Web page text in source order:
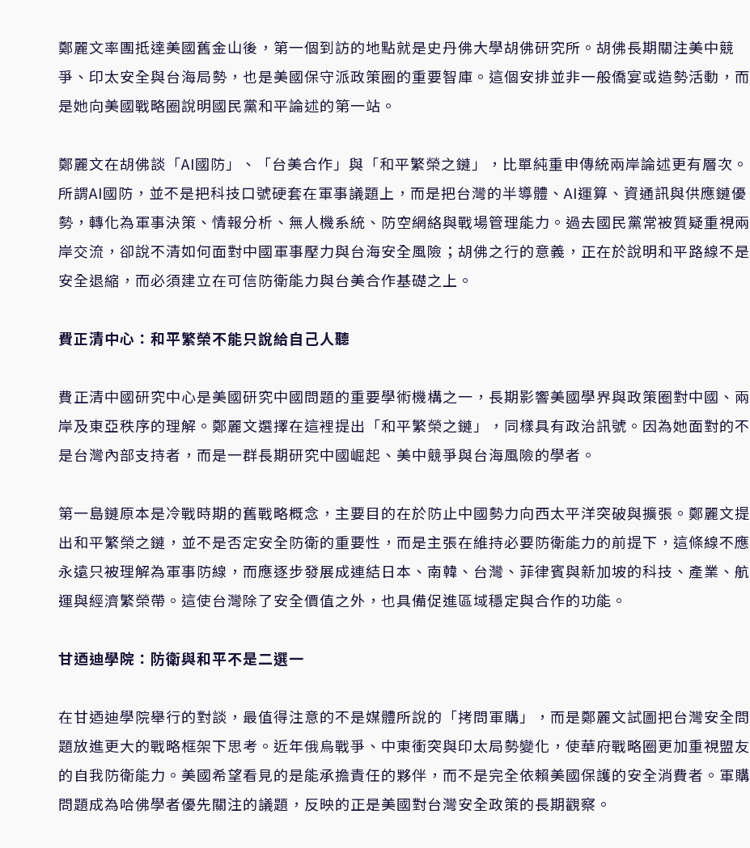
鄭麗文率團抵達美國舊金山後，第一個到訪的地點就是史丹佛大學胡佛研究所。胡佛長期關注美中競
爭、印太安全與台海局勢，也是美國保守派政策圈的重要智庫。這個安排並非一般僑宴或造勢活動，而
是她向美國戰略圈說明國民黨和平論述的第一站。
鄭麗文在胡佛談「AI國防」、「台美合作」與「和平繁榮之鏈」，比單純重申傳統兩岸論述更有層次。
所謂AI國防，並不是把科技口號硬套在軍事議題上，而是把台灣的半導體、AI運算、資通訊與供應鏈優
勢，轉化為軍事決策、情報分析、無人機系統、防空網絡與戰場管理能力。過去國民黨常被質疑重視兩
岸交流，卻說不清如何面對中國軍事壓力與台海安全風險；胡佛之行的意義，正在於說明和平路線不是
安全退縮，而必須建立在可信防衛能力與台美合作基礎之上。
費正清中心：和平繁榮不能只說給自己人聽
費正清中國研究中心是美國研究中國問題的重要學術機構之一，長期影響美國學界與政策圈對中國、兩
岸及東亞秩序的理解。鄭麗文選擇在這裡提出「和平繁榮之鏈」，同樣具有政治訊號。因為她面對的不
是台灣內部支持者，而是一群長期研究中國崛起、美中競爭與台海風險的學者。
第一島鏈原本是冷戰時期的舊戰略概念，主要目的在於防止中國勢力向西太平洋突破與擴張。鄭麗文提
出和平繁榮之鏈，並不是否定安全防衛的重要性，而是主張在維持必要防衛能力的前提下，這條線不應
永遠只被理解為軍事防線，而應逐步發展成連結日本、南韓、台灣、菲律賓與新加坡的科技、產業、航
運與經濟繁榮帶。這使台灣除了安全價值之外，也具備促進區域穩定與合作的功能。
甘迺迪學院：防衛與和平不是二選一
在甘迺迪學院舉行的對談，最值得注意的不是媒體所說的「拷問軍購」，而是鄭麗文試圖把台灣安全問
題放進更大的戰略框架下思考。近年俄烏戰爭、中東衝突與印太局勢變化，使華府戰略圈更加重視盟友
的自我防衛能力。美國希望看見的是能承擔責任的夥伴，而不是完全依賴美國保護的安全消費者。軍購
問題成為哈佛學者優先關注的議題，反映的正是美國對台灣安全政策的長期觀察。